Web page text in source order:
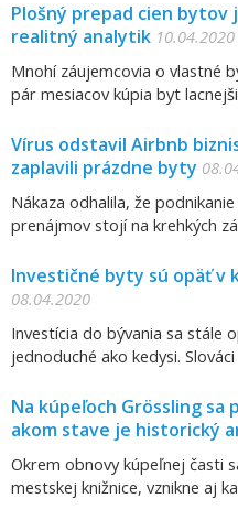
Plošný prepad cien bytov
realitný analytik 10.04.2020
Mnohí záujemcovia o vlastné
pár mesiacov kúpia byt
Vírus odstavil Airbnb
zaplavili prázdne byty
Nákaza odhalila, že
prenájmov stojí na krehkých
Investičné byty sú opäť v
08.04.2020
Investícia do bývania sa stále
jednoduché ako kedysi.
Na kúpeľoch Grössling sa
akom stave je historický
Okrem obnovy kúpeľnej časti
mestskej knižnice, vznikne aj